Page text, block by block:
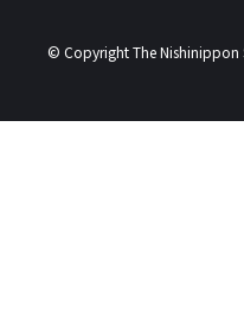
© Copyright The Nishinippon